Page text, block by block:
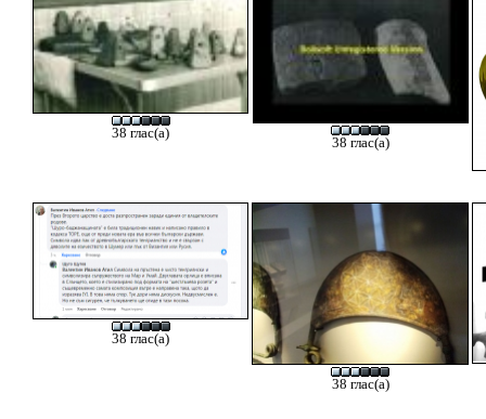
38 глас(а)
38 глас(а)
38 глас(а)
38 глас(а)